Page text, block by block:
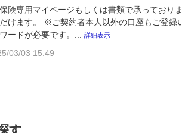
険専用マイページもしくは書類で承ってお
けます。 ※ご契約者本人以外の口座もご登
ードが必要です。... 詳細表示
03/03 15:49
す